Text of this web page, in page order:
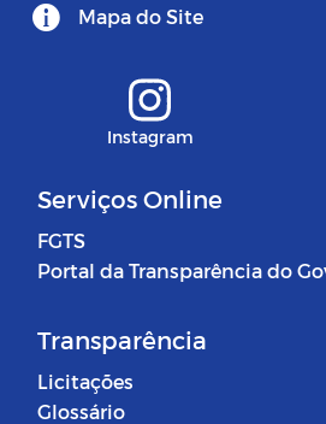
Mapa do Site
Instagram
Serviços Online
FGTS
Portal da Transparência do
Transparência
Licitações
Glossário